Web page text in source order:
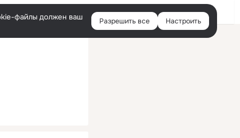
Войти
файлы должен ваш
Разрешить все Настроить